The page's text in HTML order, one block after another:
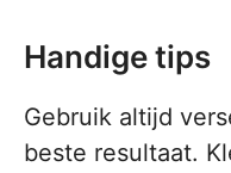
Handige tips
Gebruik altijd
beste resultaat.